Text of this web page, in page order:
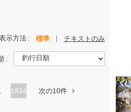
示方法 標準 テキストのみ
1934 次の10件